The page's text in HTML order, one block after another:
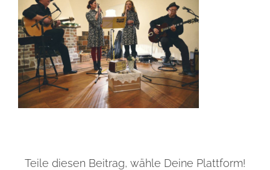
Teile diesen Beitrag, wähle Deine Plattform!